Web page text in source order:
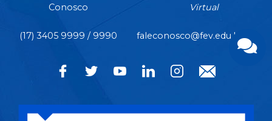
Conosco
Virtual
(17) 3405 9999 / 9990 faleconosco@fev.edu.br